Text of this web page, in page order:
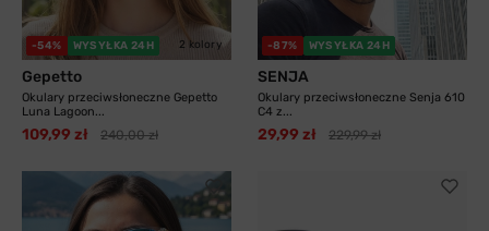
-54% WYSYŁKA 24H 2 kolory
Gepetto
Okulary przeciwsłoneczne Gepetto
Luna Lagoon...
109,99 zł 240,00 zł
-87% WYSYŁKA 24H
SENJA
Okulary przeciwsłoneczne Senja 610
C4 z...
29,99 zł 229,99 zł